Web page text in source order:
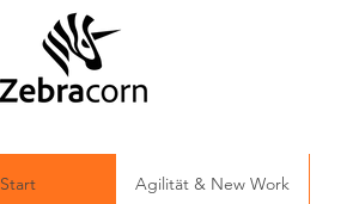
Start Agilität & New Work